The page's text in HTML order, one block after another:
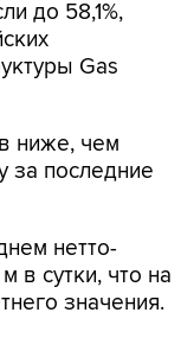
до 58,1%,
Gas
ниже, чем
за последние
нетто-
в сутки, что на
значения.